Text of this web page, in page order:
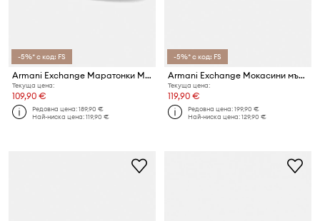
-5%* с код: FS
Armani Exchange Маратонки Мъжки
Текуща цена:
109,90 €
Редовна цена:189,90 €
Най-ниска цена:119,90 €
-5%* с код: FS
Armani Exchange Мокасини мъжки велурени
Текуща цена:
119,90 €
Редовна цена:199,90 €
Най-ниска цена:129,90 €